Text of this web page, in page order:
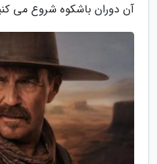
آن دوران باشکوه شروع می